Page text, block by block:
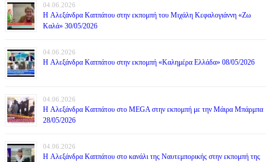
04.06.2026
H Αλεξάνδρα Καππάτου στην εκπομπή του Μιχάλη Κεφαλογιάννη «Ζω
Καλά» 30/05/2026
04.06.2026
H Αλεξάνδρα Καππάτου στην εκπομπή «Καλημέρα Ελλάδα» 08/05/2026
04.06.2026
H Αλεξάνδρα Καππάτου στο MEGA στην εκπομπή με την Μάιρα Mπάρμπα
28/05/2026
04.06.2026
H Αλεξάνδρα Καππάτου στο κανάλι της Ναυτεμπορικής στην εκπομπή της